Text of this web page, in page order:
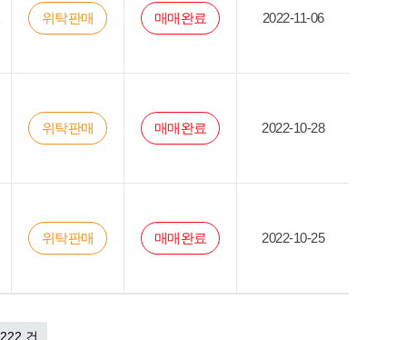
위탁판매 매매완료 2022-11-06
위탁판매 매매완료 2022-10-28
위탁판매 매매완료 2022-10-25
222 건